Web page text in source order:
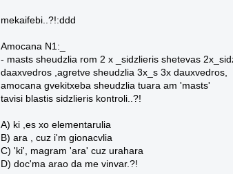
mekaifebi..?!:ddd
Amocana N1:_
- masts sheudzlia rom 2 x _sidzlieris shetevas
daaxvedros ,agretve sheudzlia 3x_s 3x dauxvedros,
amocana gvekitxeba sheudzlia tuara am 'masts'
tavisi blastis sidzlieris kontroli..?!
A) ki ,es xo elementarulia
B) ara , cuz i'm gionacvlia
C) 'ki', magram 'ara' cuz urahara
D) doc'ma arao da me vinvar.?!